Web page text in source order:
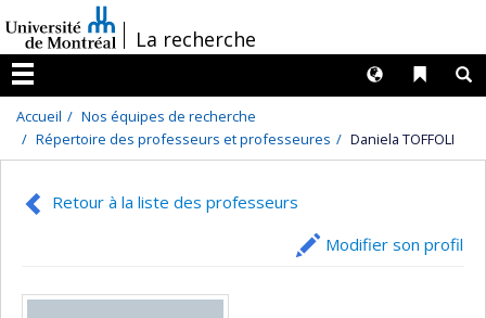
au
contenu
/La recherche
Menu
Liens
Langues
Accueil
Nos équipes de recherche
Répertoire des professeurs et professeures
Daniela TOFFOLI
Retour à la liste des professeurs
Modifier son profil